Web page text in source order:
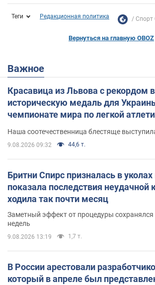
Теги Редакционная политика Спорт
Вернуться на главную OBOZ
Важное
Красавица из Львова с рекордом
историческую медаль для
чемпионате мира по легкой
Наша соотечественница блестяще
9.08.2026 09:32 44,6 т.
Бритни Спирс призналась в
показала последствия неудачной
ходила так почти месяц
Заметный эффект от процедуры
недель
9.08.2026 13:19 1,7 т.
В России арестовали
который в апреле был